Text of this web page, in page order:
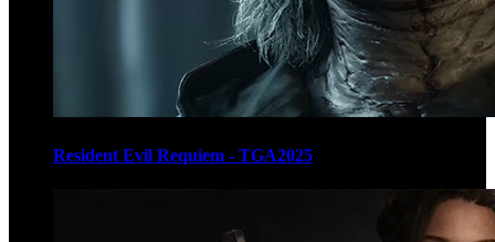
Resident Evil Requiem - TGA2025